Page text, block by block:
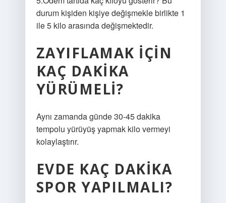
durum kişiden kişiye değişmekle birlikte 1
ile 5 kilo arasında değişmektedir.
ZAYIFLAMAK IÇIN
KAÇ DAKIKA
YÜRÜMELI?
Aynı zamanda günde 30-45 dakika
tempolu yürüyüş yapmak kilo vermeyi
kolaylaştırır.
EVDE KAÇ DAKIKA
SPOR YAPILMALI?